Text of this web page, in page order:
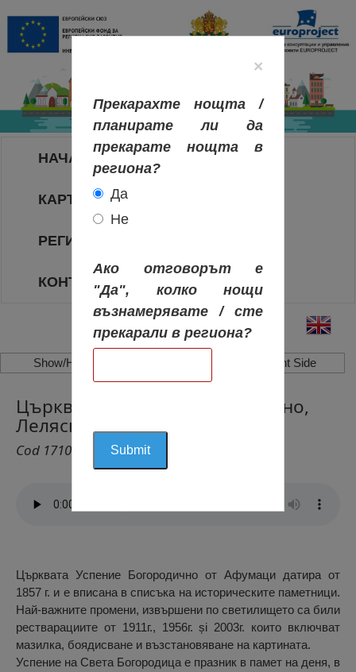
НАЧАЛО
КАРТА НА РЕГИОНИТЕ
РЕГИОНИ
КОНТАКТИ
Show/Hide Left Side Show/Hide Right Side
Църквата Успение Богородично,
Леляска, Афумаци
Cod 1710
Църквата Успение Богородично от Афумаци датира от
1857 г. и е вписана в списъка на историческите паметници.
Най-важните промени, извършени по светилището са били
рестварациите от 1911г., 1956г. și 2003г. които включват
мазилка, боядисване и възстановяване на картината.
Успение на Света Богородица е празник в памет на деня, в
×
Прекарахте нощта /
планирате ли да
прекарате нощта в
региона?
Да
Не
Ако отговорът е
"Да", колко нощи
възнамерявате / сте
прекарали в региона?